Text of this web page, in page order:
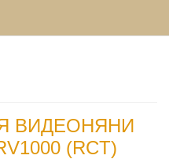
ВИДЕОНЯНИ
(RCT)